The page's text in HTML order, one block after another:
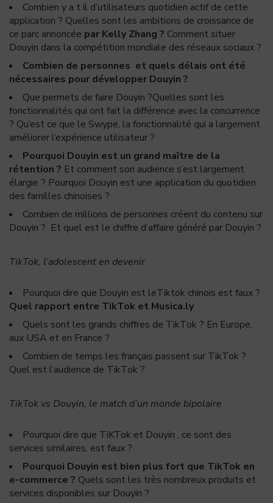
Combien y a t il d’utilisateurs quotidien actif de cette
application ? Quelles sont les ambitions de croissance de
ce parc annoncée par Kelly Zhang ? Comment situer
Douyin dans la compétition mondiale des réseaux sociaux ?
Combien de personnes et quels délais ont été
nécessaires pour développer Douyin ?
Que permets de faire Douyin ?Quelles sont les
fonctionnalités qui ont fait la différence avec la concurrence
? Qu’est ce que le Swype, la fonctionnalité qui a largement
améliorer l’expérience utilisateur ?
Pourquoi Douyin est un grand maître de la
rétention ? Et comment son audience s’est largement
élargie ? Pourquoi Douyin est une application du quotidien
des familles chinoises ?
Combien de millions de personnes créent du contenu sur
Douyin ? Et quel est le chiffre d’affaire généré par Douyin ?
TikTok, l’adolescent en devenir
Pourquoi dire que Douyin est leTiktok chinois est faux ?
Quel rapport entre TikTok et Musica.ly
Quels sont les grands chiffres de TikTok ? En Europe,
aux USA et en France ?
Combien de temps les français passent sur TikTok ?
Quel est l’audience de TikTok ?
TikTok vs Douyin, le match d’un monde bipolaire
Pourquoi dire que TiKTok et Douyin , ce sont des
services similaires, est faux ?
Pourquoi Douyin est bien plus fort que TikTok en
e-commerce ? Quels sont les très nombreux produits et
services disponibles sur Douyin ?